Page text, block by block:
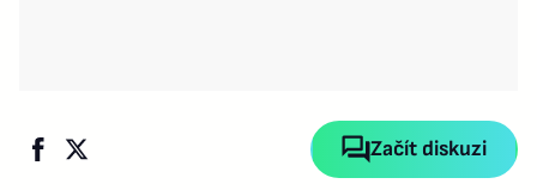
Začít diskuzi